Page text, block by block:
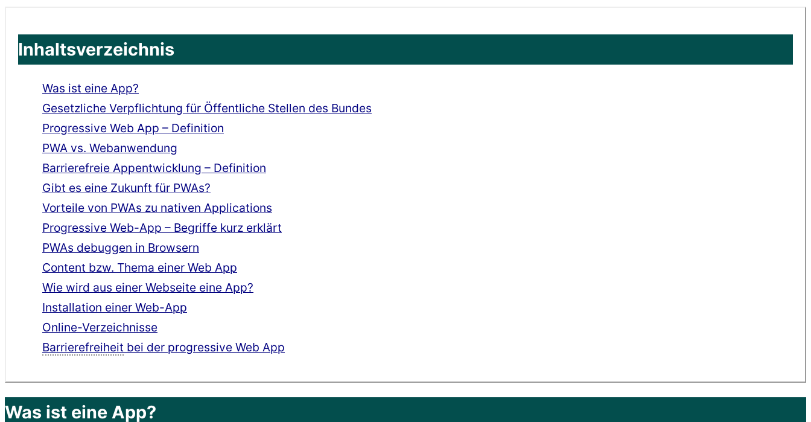
Eine
ausführliche
Inhaltsverzeichnis
Was ist eine App?
Gesetzliche Verpflichtung für Öffentliche Stellen des Bundes
Progressive Web App – Definition
PWA vs. Webanwendung
Barrierefreie Appentwicklung – Definition
Gibt es eine Zukunft für PWAs?
Vorteile von PWAs zu nativen Applications
Progressive Web-App – Begriffe kurz erklärt
PWAs debuggen in Browsern
Content bzw. Thema einer Web App
Wie wird aus einer Webseite eine App?
Installation einer Web-App
Online-Verzeichnisse
Barrierefreiheit bei der progressive Web App
Was ist eine App?